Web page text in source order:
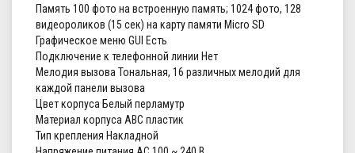
Память 100 фото на встроенную память; 1024 фото, 128
видеороликов (15 сек) на карту памяти Micro SD
Графическое меню GUI Есть
Подключение к телефонной линии Нет
Мелодия вызова Тональная, 16 различных мелодий для
каждой панели вызова
Цвет корпуса Белый перламутр
Материал корпуса ABC пластик
Тип крепления Накладной